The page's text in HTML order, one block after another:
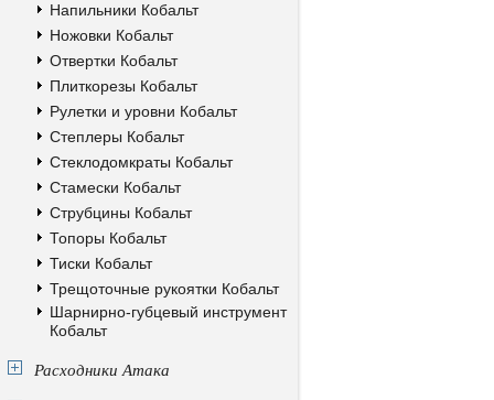
Напильники Кобальт
Ножовки Кобальт
Отвертки Кобальт
Плиткорезы Кобальт
Рулетки и уровни Кобальт
Степлеры Кобальт
Стеклодомкраты Кобальт
Стамески Кобальт
Струбцины Кобальт
Топоры Кобальт
Тиски Кобальт
Трещоточные рукоятки Кобальт
Шарнирно-губцевый инструмент
Кобальт
Расходники Атака